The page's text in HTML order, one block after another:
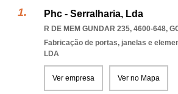
Phc - Serralharia, Lda
R DE MEM GUNDAR 235, 4600-648,
Fabricação de portas, janelas e
LDA
Ver empresa Ver no Mapa